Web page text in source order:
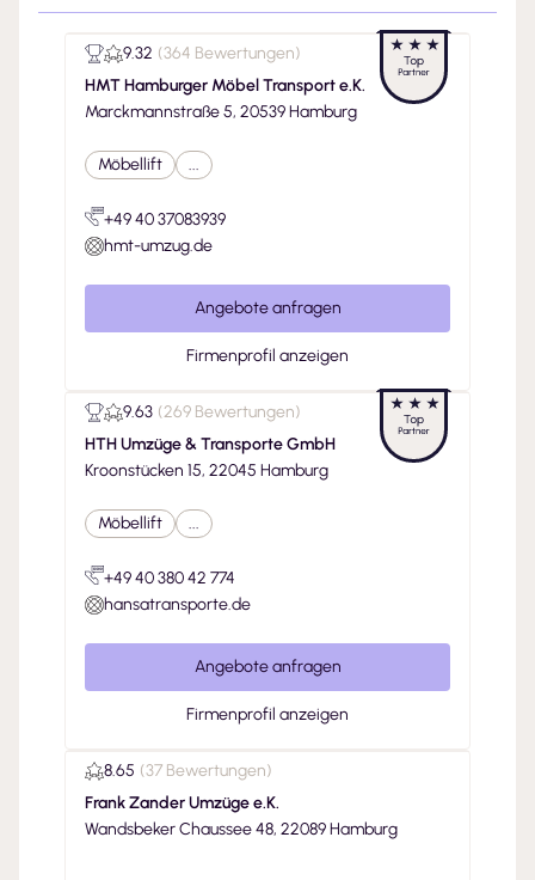
9.32 (364 Bewertungen)
HMT Hamburger Möbel Transport e.K.
Marckmannstraße 5, 20539 Hamburg
Möbellift ...
+49 40 37083939
hmt-umzug.de
Angebote anfragen
Firmenprofil anzeigen
9.63 (269 Bewertungen)
HTH Umzüge & Transporte GmbH
Kroonstücken 15, 22045 Hamburg
Möbellift ...
+49 40 380 42 774
hansatransporte.de
Angebote anfragen
Firmenprofil anzeigen
8.65 (37 Bewertungen)
Frank Zander Umzüge e.K.
Wandsbeker Chaussee 48, 22089 Hamburg